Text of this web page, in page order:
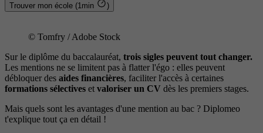
Trouver mon école (1min )
© Tomfry / Adobe Stock
Sur le diplôme du baccalauréat, trois sigles peuvent tout changer.
Les mentions ne se limitent pas à flatter l'égo : elles peuvent
débloquer des aides financières, faciliter l'accès à certaines
formations sélectives et valoriser un CV dès les premiers stages.
Mais quels sont les avantages d'une mention au bac ? Diplomeo
t'explique tout ça en détail !